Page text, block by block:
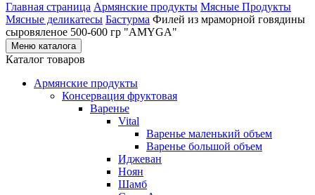
Главная страница Армянские продукты Мясные Продукты
Мясные деликатесы Бастурма Филей из мраморной говядины
сыровяленое 500-600 гр "AMYGA"
Меню каталога
Каталог товаров
Армянские продукты
Консервация фруктовая
Варенье
Vital
Варенье маленький объем
Варенье большой объем
Иджеван
Ноян
Шамб